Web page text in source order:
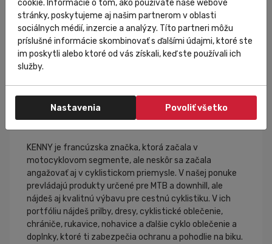
Farba: 09 čierna
KENNY
KENNY je francúzska značka, ktorá začala v
motocyklovom segmente, ale neskôr sa začala
angažovať aj v cyklistickom priemysle. V našej ponuke
prevládajú produkty určené pre MTB a downhill, ale
nájdeš aj kvalitnú výbavu pre cestnú cyklistiku. V ich
portfóliu nájdeš prilby, dresy, cyklistické oblečenie,
chrániče, rukavice, nohavice a ďalšie cyklo oblečenie a
doplnky, ktoré ti zabezpečia ochranu a pohodlie na biku.
cookie. Informácie o tom, ako používate naše webové
stránky, poskytujeme aj našim partnerom v oblasti
sociálnych médií, inzercie a analýzy. Títo partneri môžu
príslušné informácie skombinovať s ďalšími údajmi, ktoré ste
im poskytli alebo ktoré od vás získali, keď ste používali ich
služby.
Nastavenia Povoliť všetko